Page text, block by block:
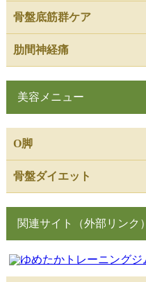
骨盤底筋群ケア
肋間神経痛
美容メニュー
O脚
骨盤ダイエット
関連サイト（外部リンク）